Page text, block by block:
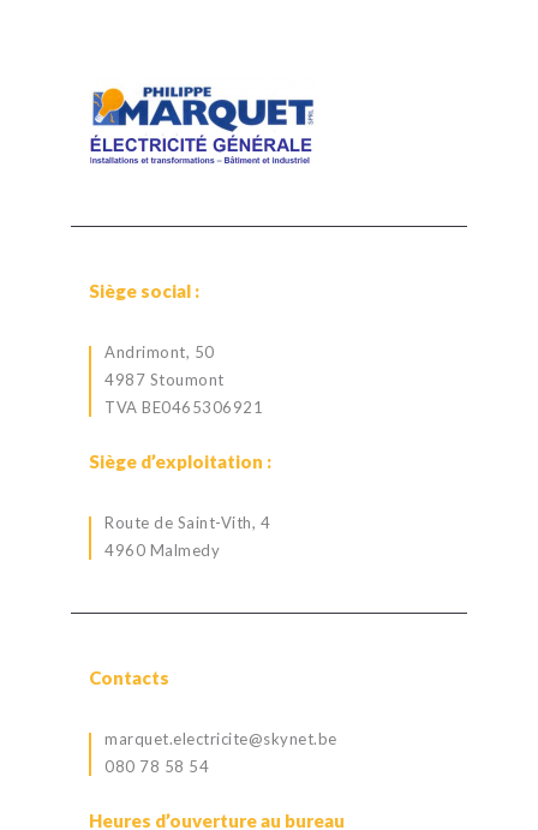
Siège social :
Andrimont, 50
4987 Stoumont
TVA BE0465306921
Siège d’exploitation :
Route de Saint-Vith, 4
4960 Malmedy
Contacts
marquet.electricite@skynet.be
080 78 58 54
Heures d’ouverture au bureau